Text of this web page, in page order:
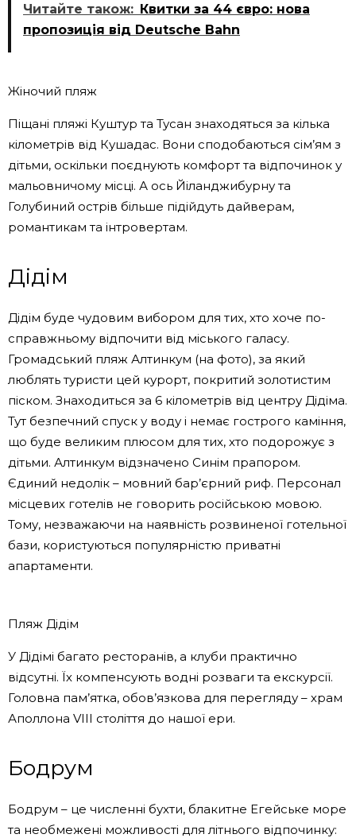
Читайте також: Квитки за 44 євро: нова
пропозиція від Deutsche Bahn
Жіночий пляж
Піщані пляжі Куштур та Тусан знаходяться за кілька
кілометрів від Кушадас. Вони сподобаються сім’ям з
дітьми, оскільки поєднують комфорт та відпочинок у
мальовничому місці. А ось Йіланджибурну та
Голубиний острів більше підійдуть дайверам,
романтикам та інтровертам.
Дідім
Дідім буде чудовим вибором для тих, хто хоче по-
справжньому відпочити від міського галасу.
Громадський пляж Алтинкум (на фото), за який
люблять туристи цей курорт, покритий золотистим
піском. Знаходиться за 6 кілометрів від центру Дідіма.
Тут безпечний спуск у воду і немає гострого каміння,
що буде великим плюсом для тих, хто подорожує з
дітьми. Алтинкум відзначено Синім прапором.
Єдиний недолік – мовний бар’єрний риф. Персонал
місцевих готелів не говорить російською мовою.
Тому, незважаючи на наявність розвиненої готельної
бази, користуються популярністю приватні
апартаменти.
Пляж Дідім
У Дідімі багато ресторанів, а клуби практично
відсутні. Їх компенсують водні розваги та екскурсії.
Головна пам’ятка, обов’язкова для перегляду – храм
Аполлона VIII століття до нашої ери.
Бодрум
Бодрум – це численні бухти, блакитне Егейське море
та необмежені можливості для літнього відпочинку: